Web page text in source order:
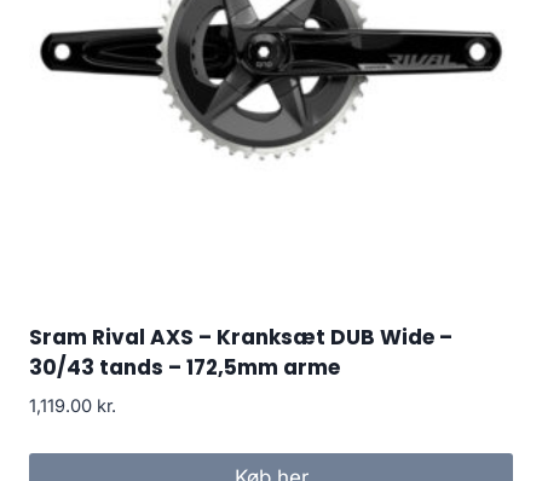
Sram Rival AXS – Kranksæt DUB Wide –
30/43 tands – 172,5mm arme
1,119.00 kr.